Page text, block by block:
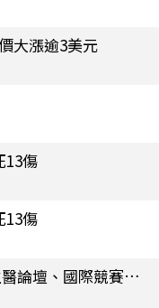
大漲逾3美元
傷
傷
桃園青創博覽會創新能量再升級 生醫論壇、國際競賽接力登場